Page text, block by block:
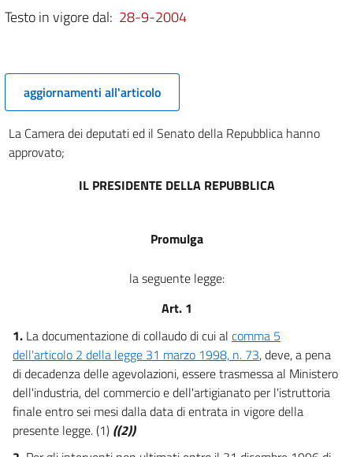
Testo in vigore dal: 28-9-2004
aggiornamenti all'articolo
La Camera dei deputati ed il Senato della Repubblica hanno
approvato;
IL PRESIDENTE DELLA REPUBBLICA
Promulga
la seguente legge:
Art. 1
1. La documentazione di collaudo di cui al comma 5
dell'articolo 2 della legge 31 marzo 1998, n. 73, deve, a pena
di decadenza delle agevolazioni, essere trasmessa al Ministero
dell'industria, del commercio e dell'artigianato per l'istruttoria
finale entro sei mesi dalla data di entrata in vigore della
presente legge. (1) ((2))